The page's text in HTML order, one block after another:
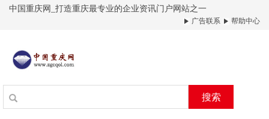
中国重庆网_打造重庆最专业的企业资讯门户网站之一
广告联系 帮助中心
搜索